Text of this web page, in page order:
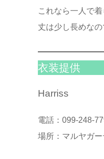
これなら一人で
丈は少し長めな
衣装提供
Harriss
電話：099-248-
場所：マルヤガ